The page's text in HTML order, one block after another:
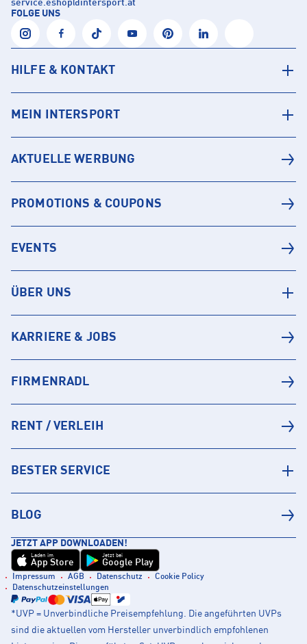
service.eshop@intersport.at
FOLGE UNS
HILFE & KONTAKT
MEIN INTERSPORT
AKTUELLE WERBUNG
PROMOTIONS & COUPONS
EVENTS
ÜBER UNS
KARRIERE & JOBS
FIRMENRADL
RENT / VERLEIH
BESTER SERVICE
BLOG
JETZT APP DOWNLOADEN!
Laden im
App Store
Jetzt bei
Google Play
Impressum AGB Datenschutz
Cookie Policy
Datenschutzeinstellungen
*UVP = Unverbindliche Preisempfehlung. Die angeführten UVPs
sind die aktuellen vom Hersteller unverbindlich empfohlenen